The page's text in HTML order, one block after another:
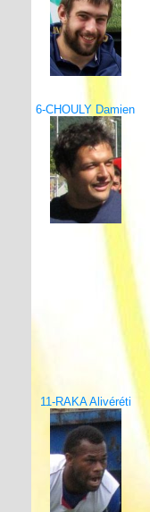
6-CHOULY Damien
11-RAKA Alivéréti